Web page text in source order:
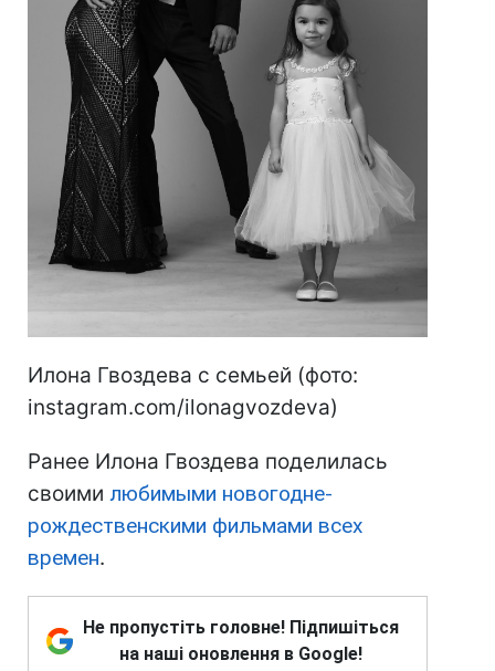
Илона Гвоздева с семьей (фото:
instagram.com/ilonagvozdeva)
Ранее Илона Гвоздева поделилась
своими любимыми новогодне-
рождественскими фильмами всех
времен.
Не пропустіть головне! Підпишіться
на наші оновлення в Google!